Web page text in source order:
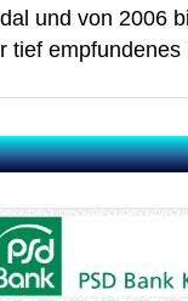
und von 2006